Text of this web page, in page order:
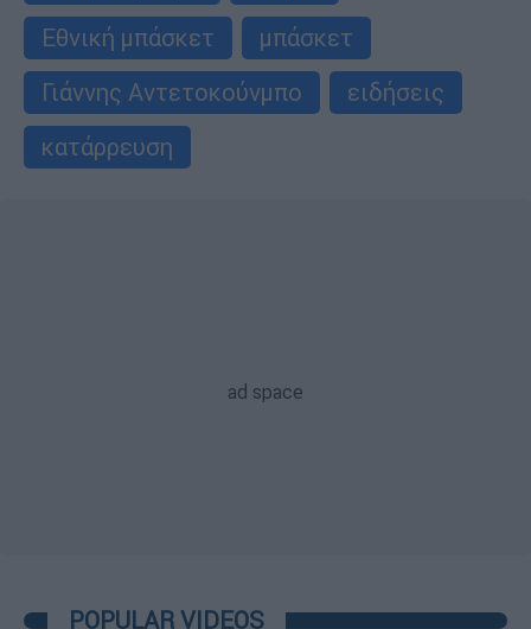
Εθνική μπάσκετ
μπάσκετ
Γιάννης Αντετοκούνμπο
ειδήσεις
κατάρρευση
POPULAR VIDEOS